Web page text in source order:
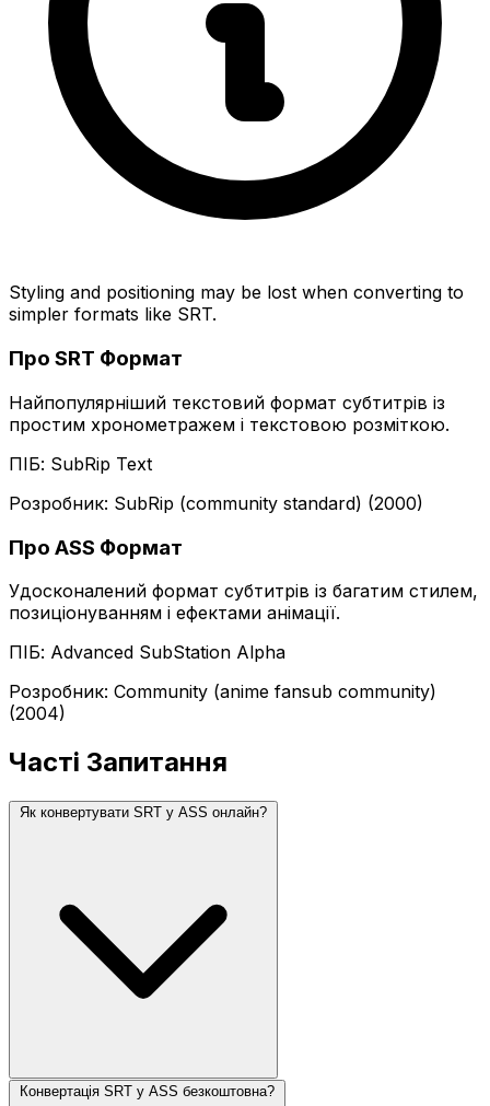
Styling and positioning may be lost when converting to
simpler formats like SRT.
Про SRT Формат
Найпопулярніший текстовий формат субтитрів із
простим хронометражем і текстовою розміткою.
ПІБ: SubRip Text
Розробник: SubRip (community standard) (2000)
Про ASS Формат
Удосконалений формат субтитрів із багатим стилем,
позиціонуванням і ефектами анімації.
ПІБ: Advanced SubStation Alpha
Розробник: Community (anime fansub community)
(2004)
Часті Запитання
Як конвертувати SRT у ASS онлайн?
Конвертація SRT у ASS безкоштовна?